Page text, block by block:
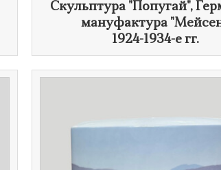
Скульптура "Попугай",
мануфактура
1924-1934-е гг.